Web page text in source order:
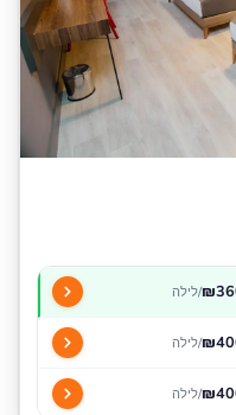
/לילה
/לילה
/לילה